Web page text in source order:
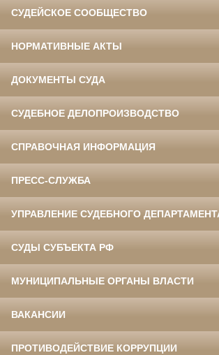
СУДЕЙСКОЕ СООБЩЕСТВО
НОРМАТИВНЫЕ АКТЫ
ДОКУМЕНТЫ СУДА
СУДЕБНОЕ ДЕЛОПРОИЗВОДСТВО
СПРАВОЧНАЯ ИНФОРМАЦИЯ
ПРЕСС-СЛУЖБА
УПРАВЛЕНИЕ СУДЕБНОГО
СУДЫ СУБЪЕКТА РФ
МУНИЦИПАЛЬНЫЕ ОРГАНЫ ВЛАСТИ
ВАКАНСИИ
ПРОТИВОДЕЙСТВИЕ КОРРУПЦИИ